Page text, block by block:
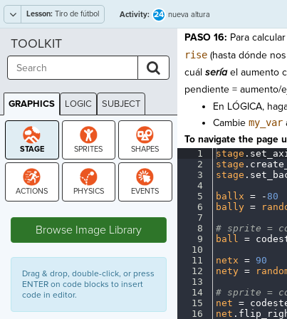
Lesson: Tiro de fútbol Activity: 24 nueva altura
PASO 16: Para
rise(hasta dónde nos
cuál seríael aumento
pendiente = aumento/
En LÓGICA,
Cambie my_var
To navigate the page
1
2
3
4
5
6
7
8
9
10
11
12
13
14
15
16
stage .
stage .
stage .
ballx =· - 80
bally· =·
#· sprite =·
ball =·
netx =· 90
nety· =·
#· sprite =·
net =·
net .
TOOLKIT
GRAPHICS LOGIC SUBJECT
GRAPHICS
Browse Image Library
Drag & drop, double-click, or press
ENTER on code blocks to insert
code in editor.